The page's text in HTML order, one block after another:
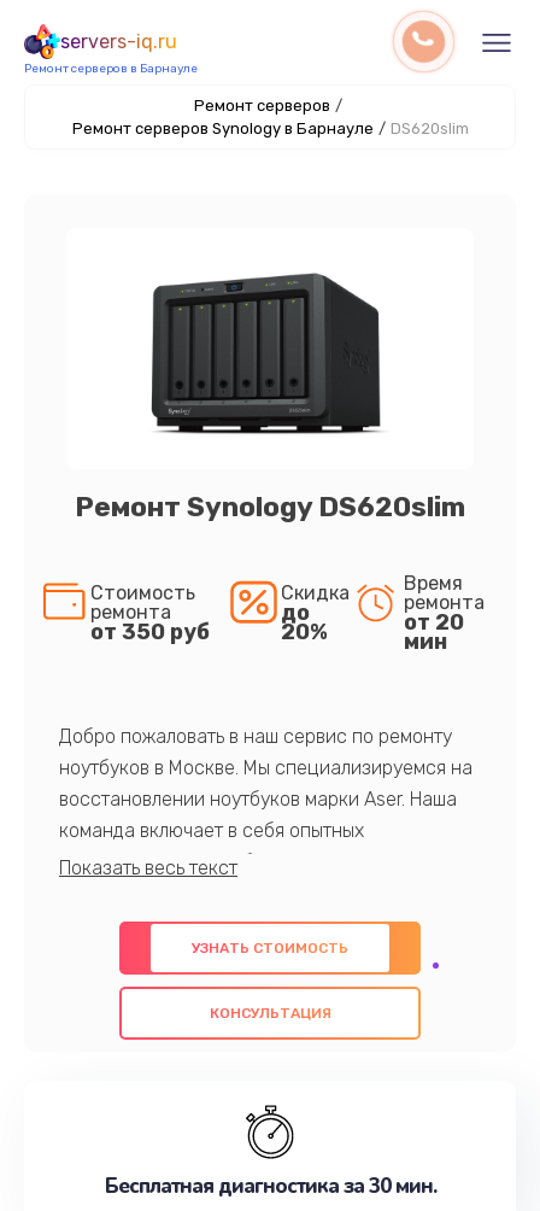
servers-iq.ru
Ремонт серверов в Барнауле
Ремонт серверов /
Ремонт серверов Synology в Барнауле / DS620slim
Ремонт Synology DS620slim
Стоимость
ремонта
от 350 руб
Скидка
до
20%
Время
ремонта
от 20
мин
Добро пожаловать в наш сервис по ремонту
ноутбуков в Москве. Мы специализируемся на
восстановлении ноутбуков марки Aser. Наша
команда включает в себя опытных
профессионалов с обширными знаниями и
предлагаем быстрый и качественный ремонт с
использованием оригинальных компонентов, а
также гарантируем качество всех
проведенных работ. Наша цель - предоставить
наилучшим образом. Не медлите записаться на
УЗНАТЬ СТОИМОСТЬ
КОНСУЛЬТАЦИЯ
Бесплатная диагностика за 30 мин.